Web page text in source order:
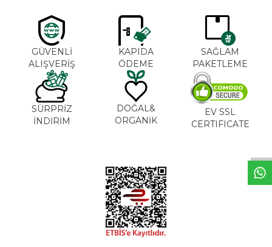
GÜVENLİ
ALIŞVERİŞ
KAPIDA
ÖDEME
SAĞLAM
PAKETLEME
SÜRPRİZ
İNDİRİM
DOĞAL&
ORGANİK
EV SSL
CERTIFICATE